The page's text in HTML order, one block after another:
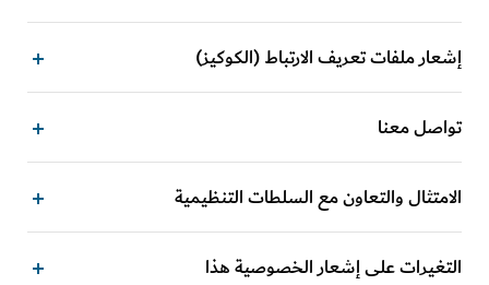
إشعار ملفات تعريف الارتباط (الكوكيز)
تواصل معنا
الامتثال والتعاون مع السلطات التنظيمية
التغيرات على إشعار الخصوصية هذا